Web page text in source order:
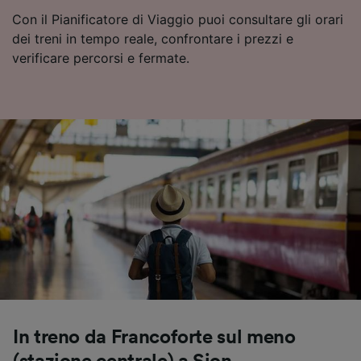
Con il Pianificatore di Viaggio puoi consultare gli orari
dei treni in tempo reale, confrontare i prezzi e
verificare percorsi e fermate.
In treno da Francoforte sul meno